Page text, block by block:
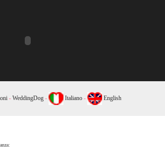
- WeddingDog- Italiano- English